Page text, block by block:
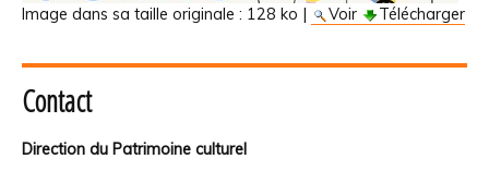
Image dans sa taille originale : 128 ko | Voir Télécharger
Contact
Direction du Patrimoine culturel